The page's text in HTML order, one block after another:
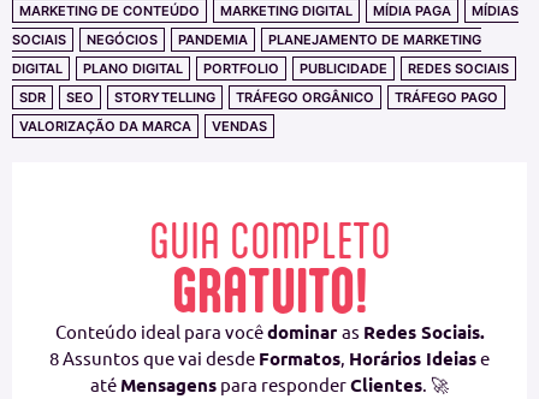
MARKETING DE CONTEÚDO
MARKETING DIGITAL MÍDIA PAGA
MÍDIAS
SOCIAIS
NEGÓCIOS PANDEMIA
PLANEJAMENTO DE MARKETING
DIGITAL
PLANO DIGITAL PORTFOLIO PUBLICIDADE
REDES SOCIAIS
SDR
SEO STORYTELLING TRÁFEGO ORGÂNICO
TRÁFEGO PAGO
VALORIZAÇÃO DA MARCA
VENDAS
GUIA COMPLETO
GRATUITO!
Conteúdo ideal para vocêdominar as Redes Sociais.
8 Assuntos que vai desde Formatos Horários Ideiase
até Mensagens para responderClientes . 🚀